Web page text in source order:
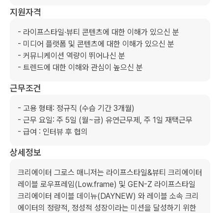
지원자격
- 라이프스타일·뷰티 콘텐츠에 대한 이해가 있으신 분
- 미디어 플랫폼 및 콘텐츠에 대한 이해가 있으신 분
- 커뮤니케이션 역량이 뛰어나신 분
- 트렌드에 대한 이해와 관심이 높으신 분
근무조건
- 고용 형태: 정규직 (수습 기간 3개월)
- 근무 요일: 주 5일 (월~금) 유연근무제, 주 1일 재택근무
- 급여 : 인터뷰 후 협의
상세정보
크리에이터 그로스 ​매니저는 ​라이프스타일&뷰티 ​크리에이터
레이블 ​로우프레임(Low.frame) 및 GEN-Z 라이프스타일 ​
크리에이터 ​레이블 데이뉴(DAYNEW) ​와 레이블 소속 ​크리
에이터의 정량적, ​정성적 ​성장이라는 미션을 ​달성하기 ​위한 ​